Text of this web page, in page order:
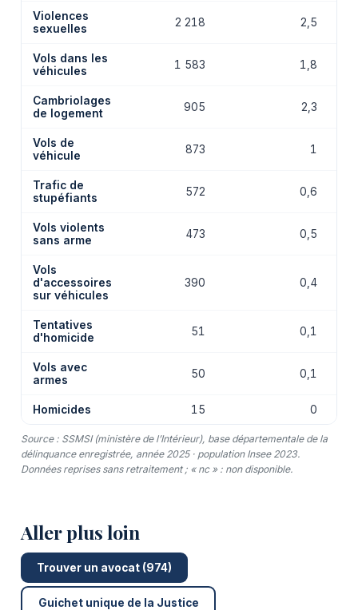
Violences
sexuelles
2 218 2,5
Vols dans les
véhicules
1 583 1,8
Cambriolages
de logement
905 2,3
Vols de
véhicule
873 1
Trafic de
stupéfiants
572 0,6
Vols violents
sans arme
473 0,5
Vols
d'accessoires
sur véhicules
390 0,4
Tentatives
d'homicide
51 0,1
Vols avec
armes
50 0,1
Homicides 15 0
Source : SSMSI (ministère de l’Intérieur), base départementale de la
délinquance enregistrée, année 2025 · population Insee 2023.
Données reprises sans retraitement ; « nc » : non disponible.
Aller plus loin
Trouver un avocat (974)
Guichet unique de la Justice